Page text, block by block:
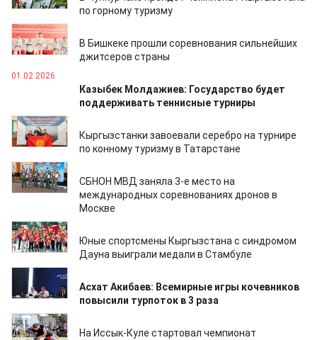
по горному туризму
17.02.2026
В Бишкеке прошли соревнования сильнейших
джитсеров страны
01.02.2026
Казыбек Молдажиев: Государство будет
поддерживать теннисные турниры
30.10.2025
Кыргызстанки завоевали серебро на турнире
по конному туризму в Татарстане
16.10.2025
СБНОН МВД заняла 3-е место на
международных соревнованиях дронов в
Москве
14.08.2025
Юные спортсмены Кыргызстана с синдромом
Дауна выиграли медали в Стамбуле
24.07.2025
Асхат Акибаев: Всемирные игры кочевников
повысили турпоток в 3 раза
20.06.2025
На Иссык-Куле стартовал чемпионат